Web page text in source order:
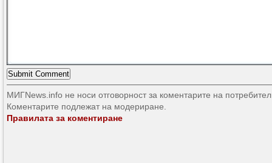
МИГNews.info не носи отговорност за коментарите на
Коментарите подлежат на модериране.
Правилата за коментиране